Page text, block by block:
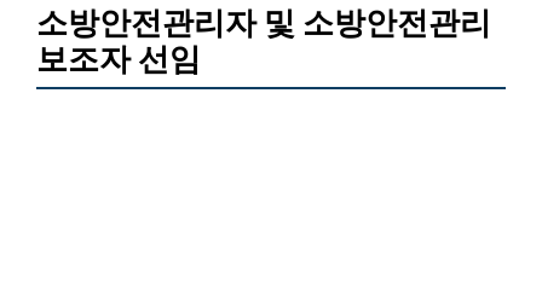
소방안전관리자 및 소방안전관리
보조자 선임